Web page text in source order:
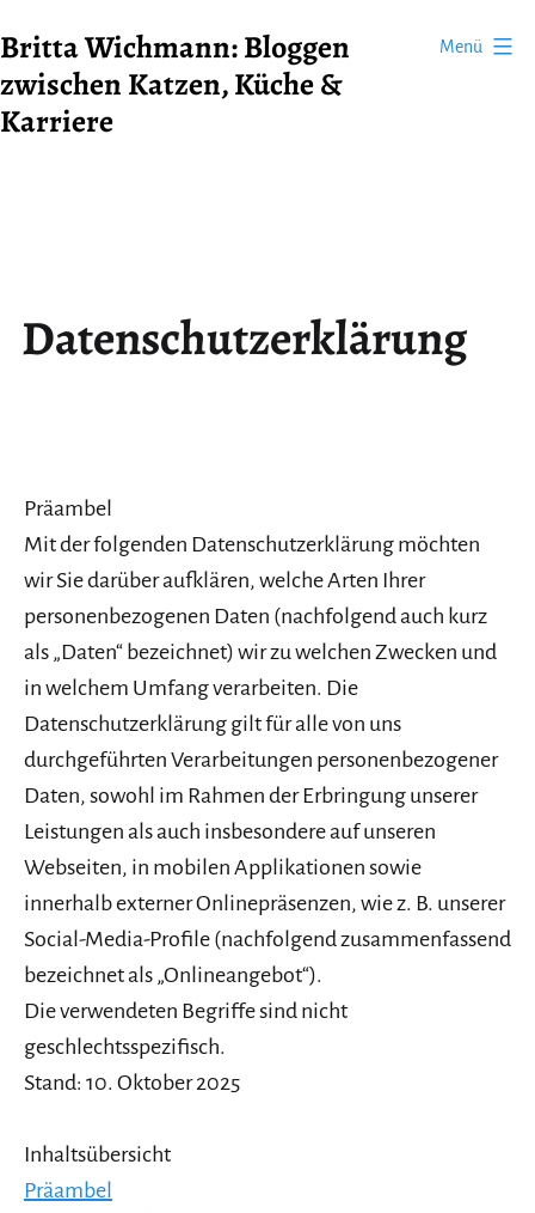
Inhalt
springen
Britta Wichmann: Bloggen
zwischen Katzen, Küche &
Karriere
Menü
Datenschutzerklärung
Präambel
Mit der folgenden Datenschutzerklärung möchten
wir Sie darüber aufklären, welche Arten Ihrer
personenbezogenen Daten (nachfolgend auch kurz
als „Daten“ bezeichnet) wir zu welchen Zwecken und
in welchem Umfang verarbeiten. Die
Datenschutzerklärung gilt für alle von uns
durchgeführten Verarbeitungen personenbezogener
Daten, sowohl im Rahmen der Erbringung unserer
Leistungen als auch insbesondere auf unseren
Webseiten, in mobilen Applikationen sowie
innerhalb externer Onlinepräsenzen, wie z. B. unserer
Social-Media-Profile (nachfolgend zusammenfassend
bezeichnet als „Onlineangebot“).
Die verwendeten Begriffe sind nicht
geschlechtsspezifisch.
Stand: 10. Oktober 2025
Inhaltsübersicht
Präambel